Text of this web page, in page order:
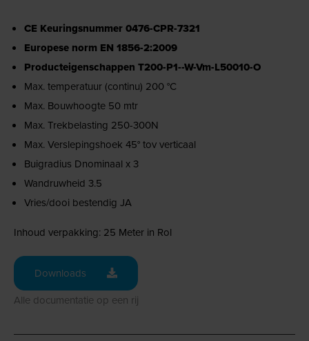
CE Keuringsnummer 0476-CPR-7321
Europese norm EN 1856-2:2009
Producteigenschappen T200-P1--W-Vm-L50010-O
Max. temperatuur (continu) 200 °C
Max. Bouwhoogte 50 mtr
Max. Trekbelasting 250-300N
Max. Verslepingshoek 45° tov verticaal
Buigradius Dnominaal x 3
Wandruwheid 3.5
Vries/dooi bestendig JA
Inhoud verpakking: 25 Meter in Rol
Downloads
Alle documentatie op een rij